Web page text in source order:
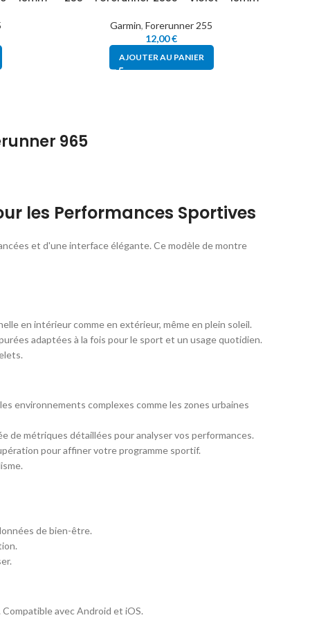
Garmin,Forerunner 255
12,00€
AJOUTER AU PANIER
965
les Performances Sportives
et d'une interface élégante. Ce modèle de montre
en intérieur comme en extérieur, même en plein soleil.
adaptées à la fois pour le sport et un usage quotidien.
environnements complexes comme les zones urbaines
de métriques détaillées pour analyser vos performances.
pour affiner votre programme sportif.
de bien-être.
avec Android et iOS.